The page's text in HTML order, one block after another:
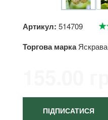
Артикул: 514709
Торгова марка Яскрава
ПІДПИСАТИСЯ